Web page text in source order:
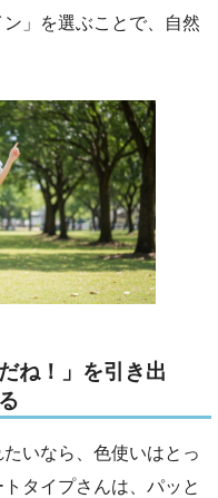
」を選ぶことで、自然
ね！」を引き出
いなら、色使いはとっ
タイプさんは、パッと